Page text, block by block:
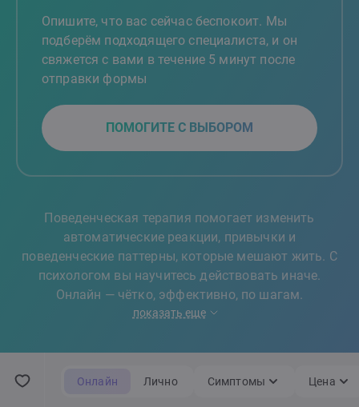
Опишите, что вас сейчас беспокоит. Мы
подберём подходящего специалиста, и он
свяжется с вами в течение 5 минут после
отправки формы
ПОМОГИТЕ С ВЫБОРОМ
Поведенческая терапия помогает изменить
автоматические реакции, привычки и
поведенческие паттерны, которые мешают жить. С
психологом вы научитесь действовать иначе.
Онлайн — чётко, эффективно, по шагам.
показать еще
Онлайн Лично Симптомы Цена